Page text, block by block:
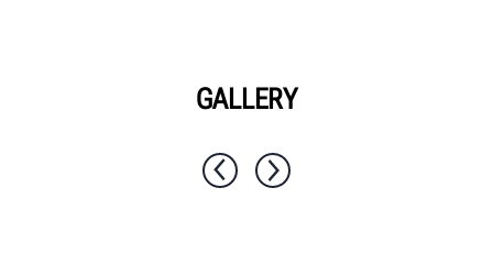
GALLERY